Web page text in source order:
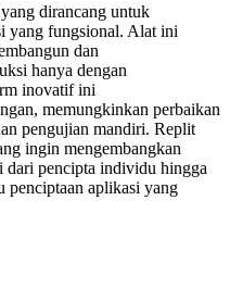
dirancang untuk
yang fungsional. Alat ini
dan
hanya dengan
inovatif ini
memungkinkan perbaikan
pengujian mandiri. Replit
ingin mengembangkan
dari pencipta individu hingga
penciptaan aplikasi yang